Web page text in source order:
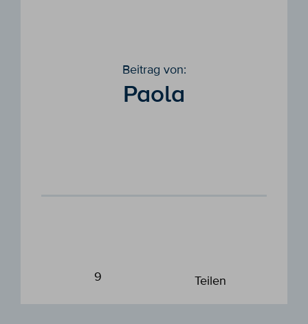
Beitrag von:
Paola
9 Teilen